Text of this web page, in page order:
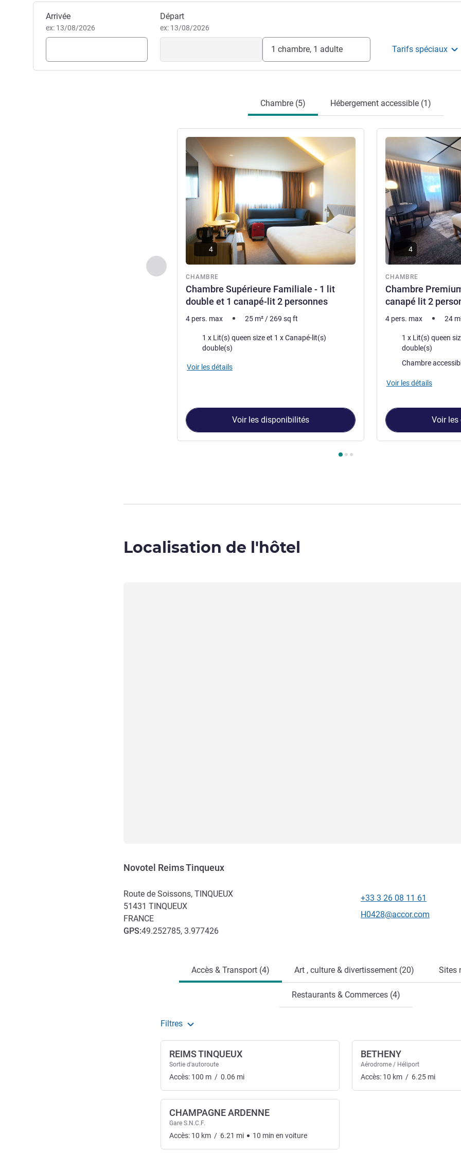
Réserver cet hôtel
Arrivée
ex: 13/08/2026
Départ
ex: 13/08/2026
1 chambre, 1 adulte Tarifs spéciaux
Chambre (5) Hébergement accessible (1)
Précédent - Chambre
CHAMBRE
Chambre Supérieure Familiale - 1 lit
double et 1 canapé-lit 2 personnes
Voir les détails
4
4 pers. max 25 m² /269 sq ft
Literie1 x Lit(s) queen size et 1 x Canapé-lit(s)
double(s)
Voir les détails
Voir les disponibilités
CHAMBRE
Chambre
canapé lit 2
Voir les détails
4
4 pers. max 24
Literie1 x Lit(s) queen size et 1 x
double(s)
Chambre
Voir les détails
Voir
Localisation de l'hôtel
Novotel Reims Tinqueux
Route de Soissons, TINQUEUX
51431 TINQUEUX
FRANCE
GPS:49.252785, 3.977426
Téléphone
+33 3 26 08 11 61
Email de contact
H0428@accor.com
Accès & Transport (4) Art , culture & divertissement (20) Sites
Restaurants & Commerces (4)
Filtres
REIMS TINQUEUX
Sortie d'autoroute
Accès: 100 m / 0.06 mi
CHAMPAGNE ARDENNE
Gare S.N.C.F.
Accès: 10 km / 6.21 mi 10 min en voiture
BETHENY
Aérodrome / Héliport
Accès: 10 km / 6.25 mi